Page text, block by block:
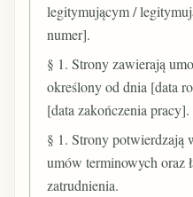
legitymującym /
numer].
§ 1. Strony zawierają
określony od dnia [data
[data zakończenia pracy].
§ 1. Strony potwierdzają
umów terminowych oraz
zatrudnienia.